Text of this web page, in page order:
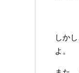
しか
よ。